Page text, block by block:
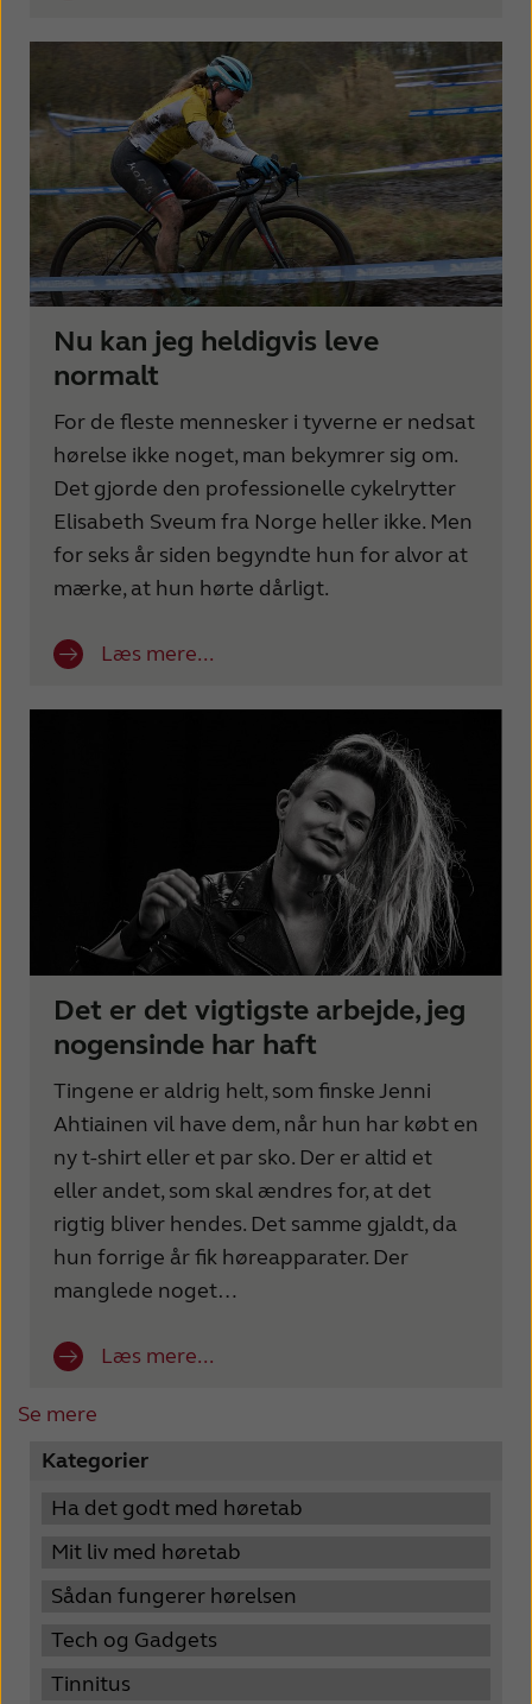
Nu kan jeg heldigvis leve
normalt
For de fleste mennesker i tyverne er nedsat
hørelse ikke noget, man bekymrer sig om.
Det gjorde den professionelle cykelrytter
Elisabeth Sveum fra Norge heller ikke. Men
for seks år siden begyndte hun for alvor at
mærke, at hun hørte dårligt.
Læs mere...
Det er det vigtigste arbejde, jeg
nogensinde har haft
Tingene er aldrig helt, som finske Jenni
Ahtiainen vil have dem, når hun har købt en
ny t-shirt eller et par sko. Der er altid et
eller andet, som skal ændres for, at det
rigtig bliver hendes. Det samme gjaldt, da
hun forrige år fik høreapparater. Der
manglede noget…
Læs mere...
Se mere
Kategorier
Ha det godt med høretab
Mit liv med høretab
Sådan fungerer hørelsen
Tech og Gadgets
Tinnitus